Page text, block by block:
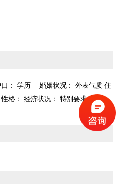
： 学历： 婚姻状况： 外表气质 住
格： 经济状况： 特别要求：